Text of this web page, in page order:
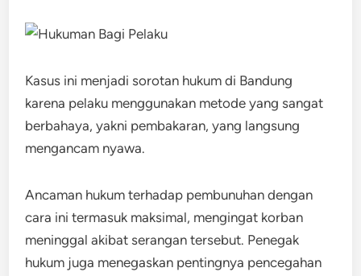
Kasus ini menjadi sorotan hukum di Bandung
karena pelaku menggunakan metode yang sangat
berbahaya, yakni pembakaran, yang langsung
mengancam nyawa.
Ancaman hukum terhadap pembunuhan dengan
cara ini termasuk maksimal, mengingat korban
meninggal akibat serangan tersebut. Penegak
hukum juga menegaskan pentingnya pencegahan